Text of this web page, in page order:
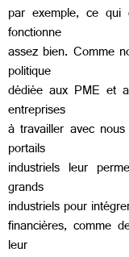
par exemple, ce qui
fonctionne
assez bien. Comme
politique
dédiée aux PME et
entreprises
à travailler avec
portails
industriels leur
grands
industriels pour
financières, comme
leur